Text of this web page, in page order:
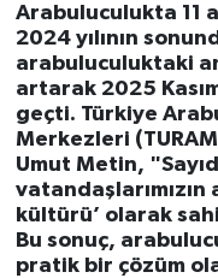
Arabuluculukta 11
2024 yılının
arabuluculuktaki
artarak 2025
geçti. Türkiye
Merkezleri
Umut Metin,
kültürü’ olarak
Bu sonuç,
pratik bir çözüm